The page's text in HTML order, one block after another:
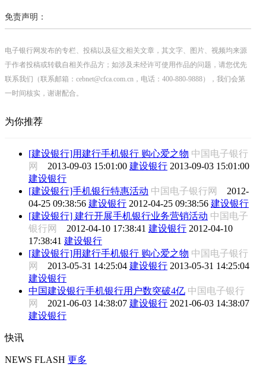
免责声明：
电子银行网发布的专栏、投稿以及征文相关文章，其文字、图片、视频均来源
于作者投稿或转载自相关作品方；如涉及未经许可使用作品的问题，请您优先
联系我们（联系邮箱：cebnet@cfca.com.cn，电话：400-880-9888），我们会第
一时间核实，谢谢配合。
为你推荐
[建设银行]用建行手机银行 购心爱之物 中国电子银行
网 2013-09-03 15:01:00 建设银行 2013-09-03 15:01:00
建设银行
[建设银行]手机银行特惠活动 中国电子银行网 2012-
04-25 09:38:56 建设银行 2012-04-25 09:38:56 建设银行
[建设银行] 建行开展手机银行业务营销活动 中国电子
银行网 2012-04-10 17:38:41 建设银行 2012-04-10
17:38:41 建设银行
[建设银行]用建行手机银行 购心爱之物 中国电子银行
网 2013-05-31 14:25:04 建设银行 2013-05-31 14:25:04
建设银行
中国建设银行手机银行用户数突破4亿 中国电子银行
网 2021-06-03 14:38:07 建设银行 2021-06-03 14:38:07
建设银行
快讯
NEWS FLASH 更多